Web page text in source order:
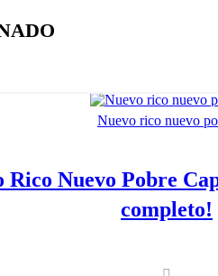
Nuevo rico nuevo
Rico Nuevo Pobre
completo!